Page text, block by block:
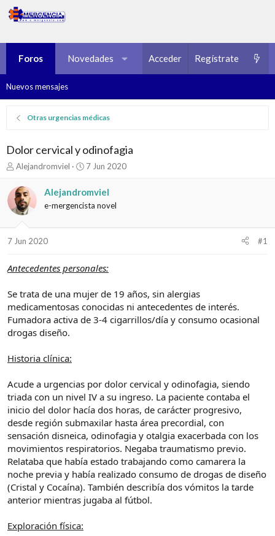
Foros Novedades Multimedia Recursos
Acceder Regístrate
Nuevos mensajes
Otras urgencias médicas
Dolor cervical y odinofagia
I
i
c
i
o
d
e
t
e
m
a
Alejandromviel
F
h
a
i
c
o
7 Jun 2020
Alejandromviel
e-mergencista novel
7 Jun 2020 #1
Antecedentes personales:
Se trata de una mujer de 19 años, sin alergias
medicamentosas conocidas ni antecedentes de interés.
Fumadora activa de 3-4 cigarrillos/día y consumo ocasional
drogas diseño.
Historia clínica:
Acude a urgencias por dolor cervical y odinofagia, siendo
triada con un nivel IV a su ingreso. La paciente contaba el
inicio del dolor hacía dos horas, de carácter progresivo,
desde región submaxilar hasta área precordial, con
sensación disneica, odinofagia y otalgia exacerbada con los
movimientos respiratorios. Negaba traumatismo previo.
Relataba que había estado trabajando como camarera la
noche previa y había realizado consumo de drogas de diseño
(Cristal y Cocaína). También describía dos vómitos la tarde
anterior mientras jugaba al fútbol.
Exploración física: